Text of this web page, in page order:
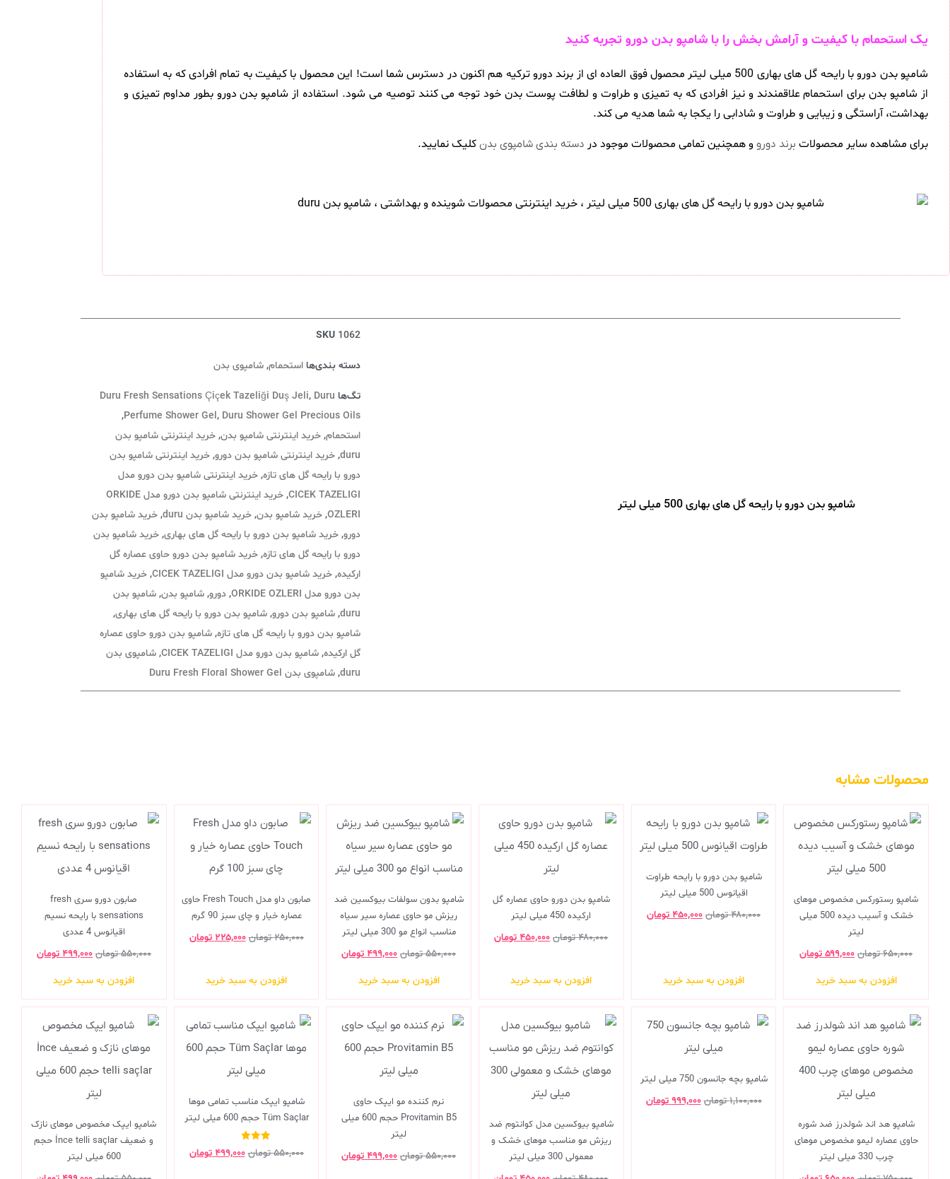
یک استحمام با کیفیت و آرامش بخش را با شامپو بدن دورو تجربه کنید
شامپو بدن دورو با رایحه گل های بهاری 500 میلی لیتر محصول فوق العاده ای از برند دورو ترکیه هم اکنون در دسترس شما است! این محصول با کیفیت به تمام افرادی که به استفاده
از شامپو بدن برای استحمام علاقمندند و نیز افرادی که به تمیزی و طراوت و لطافت پوست بدن خود توجه می کنند توصیه می شود. استفاده از شامپو بدن دورو بطور مداوم تمیزی و
بهداشت، آراستگی و زیبایی و طراوت و شادابی را یکجا به شما هدیه می کند.
برای مشاهده سایر محصولات برند دورو و همچنین تمامی محصولات موجود در دسته بندی شامپوی بدن کلیک نمایید.
شامپو بدن دورو با رایحه گل های بهاری 500 میلی لیتر
SKU 1062
دسته بندی‌ها استحمام, شامپوی بدن
تگ‌ها Duru Fresh Sensations Çiçek Tazeliği Duş Jeli, Duru
Perfume Shower Gel, Duru Shower Gel Precious Oils
,
استحمام, خرید اینترنتی شامپو بدن, خرید اینترنتی شامپو بدن
duru
, خرید اینترنتی شامپو بدن دورو, خرید اینترنتی شامپو بدن
دورو با رایحه گل های تازه, خرید اینترنتی شامپو بدن دورو مدل
CICEK TAZELIGI
,
خرید اینترنتی شامپو بدن دورو مدل ORKIDE
OZLERI
, خرید شامپو بدن, خرید شامپو بدن duru , خرید شامپو بدن
دورو, خرید شامپو بدن دورو با رایحه گل های بهاری, خرید شامپو بدن
دورو با رایحه گل های تازه, خرید شامپو بدن دورو حاوی عصاره گل
ارکیده, خرید شامپو بدن دورو مدل CICEK TAZELIGI , خرید شامپو
بدن دورو مدل ORKIDE OZLERI
, دورو, شامپو بدن, شامپو بدن
duru
, شامپو بدن دورو, شامپو بدن دورو با رایحه گل های بهاری,
شامپو بدن دورو با رایحه گل های تازه, شامپو بدن دورو حاوی عصاره
گل ارکیده, شامپو بدن دورو مدل CICEK TAZELIGI , شامپوی بدن
duru
, شامپوی بدن Duru Fresh Floral Shower Gel
محصولات مشابه
شامپو رستورکس مخصوص موهای
خشک و آسیب دیده 500 میلی
لیتر
۶۵۰,۰۰۰ تومان ۵۹۹,۰۰۰ تومان
افزودن به سبد خرید
شامپو بدن دورو با رایحه طراوت
اقیانوس 500 میلی لیتر
۴۸۰,۰۰۰ تومان ۴۵۰,۰۰۰ تومان
افزودن به سبد خرید
شامپو بدن دورو حاوی عصاره گل
ارکیده 450 میلی لیتر
۴۸۰,۰۰۰ تومان ۴۵۰,۰۰۰ تومان
افزودن به سبد خرید
شامپو بدون سولفات بیوکسین ضد
ریزش مو حاوی عصاره سیر سیاه
مناسب انواع مو 300 میلی لیتر
۵۵۰,۰۰۰ تومان ۴۹۹,۰۰۰ تومان
افزودن به سبد خرید
صابون داو مدل Fresh Touch حاوی
عصاره خیار و چای سبز 90 گرم
۲۵۰,۰۰۰ تومان ۲۲۵,۰۰۰ تومان
افزودن به سبد خرید
صابون دورو سری fresh
sensations با رایحه نسیم
اقیانوس 4 عددی
۵۵۰,۰۰۰ تومان ۴۹۹,۰۰۰ تومان
افزودن به سبد خرید
شامپو هد اند شولدرز ضد شوره
حاوی عصاره لیمو مخصوص موهای
چرب 330 میلی لیتر
شامپو بچه جانسون 750 میلی لیتر
۱,۱۰۰,۰۰۰ تومان ۹۹۹,۰۰۰ تومان
شامپو بیوکسین مدل کوانتوم ضد
ریزش مو مناسب موهای خشک و
معمولی 300 میلی لیتر
نرم کننده مو ایپک حاوی
Provitamin B5 حجم 600 میلی
لیتر
۵۵۰,۰۰۰ تومان ۴۹۹,۰۰۰ تومان
شامپو ایپک مناسب تمامی موها
Tüm Saçlar حجم 600 میلی لیتر
نمره
3.00
۵۵۰,۰۰۰ تومان ۴۹۹,۰۰۰ تومان
شامپو ایپک مخصوص موهای نازک
و ضعیف İnce telli saçlar حجم
600 میلی لیتر